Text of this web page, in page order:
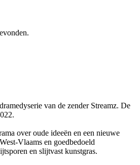
van de zender Streamz. De
over oude ideeën en een nieuwe
Vlaams en goedbedoeld
en slijtvast kunstgras.